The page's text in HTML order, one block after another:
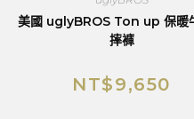
美國 uglyBROS Ton up 保暖
摔褲
NT$9,650